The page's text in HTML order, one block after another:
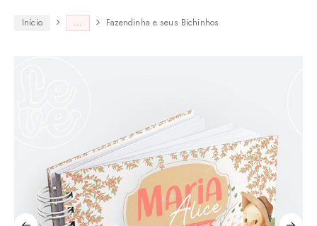
Início ... Fazendinha e seus Bichinhos